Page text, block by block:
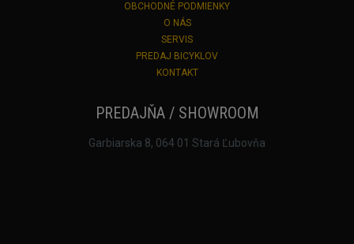
OBCHODNÉ PODMIENKY
O NÁS
SERVIS
PREDAJ BICYKLOV
KONTAKT
PREDAJŇA / SHOWROOM
Garbiarska 8, 064 01 Stará Ľubovňa